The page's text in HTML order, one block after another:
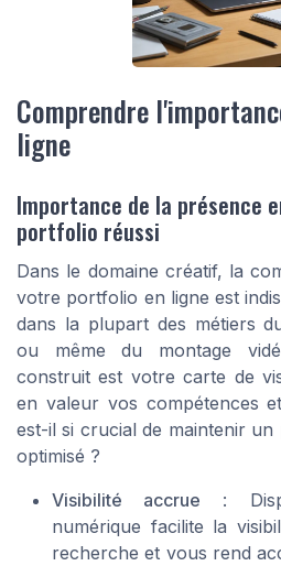
Comprendre
ligne
Importance de la présence
portfolio réussi
Dans le domaine créatif, la
votre portfolio en ligne est
dans la plupart des métiers
ou même du montage
construit est votre carte de
en valeur vos compétences
est-il si crucial de maintenir
optimisé ?
Visibilité accrue :
numérique facilite la
recherche et vous rend